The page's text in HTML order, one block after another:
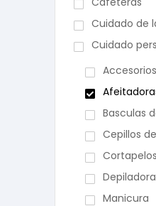
Cuidado de
Cuidado
Accesorios
Basculas
Cepillos
Cortapelos
Manicura